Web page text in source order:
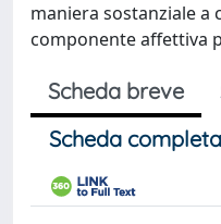
maniera sostanziale a
componente affettiva
Scheda breve
Scheda